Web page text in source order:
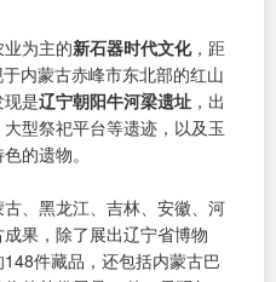
为主的新石器时代文化，距
内蒙古赤峰市东北部的红山
是辽宁朝阳牛河梁遗址 ，出
型祭祀平台等遗迹，以及玉
的遗物。
、黑龙江、吉林、安徽、河
果，除了展出辽宁省博物
件藏品，还包括内蒙古巴